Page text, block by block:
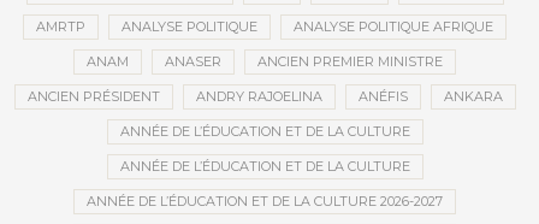
AMRTP ANALYSE POLITIQUE ANALYSE POLITIQUE AFRIQUE
ANAM ANASER ANCIEN PREMIER MINISTRE
ANCIEN PRÉSIDENT ANDRY RAJOELINA ANÉFIS ANKARA
ANNÉE DE L’ÉDUCATION ET DE LA CULTURE
ANNÉE DE L’ÉDUCATION ET DE LA CULTURE
ANNÉE DE L’ÉDUCATION ET DE LA CULTURE 2026-2027